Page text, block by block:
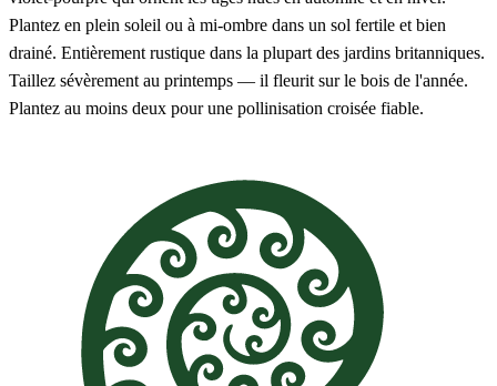
Plantez en plein soleil ou à mi-ombre dans un sol fertile et bien
drainé. Entièrement rustique dans la plupart des jardins britanniques.
Taillez sévèrement au printemps — il fleurit sur le bois de l'année.
Plantez au moins deux pour une pollinisation croisée fiable.